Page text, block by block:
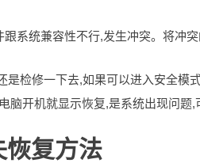
系统兼容性不行,发生冲突。将冲突
是检修一下去,如果可以进入安全模
脑开机就显示恢复,是系统出现问题,
恢复方法